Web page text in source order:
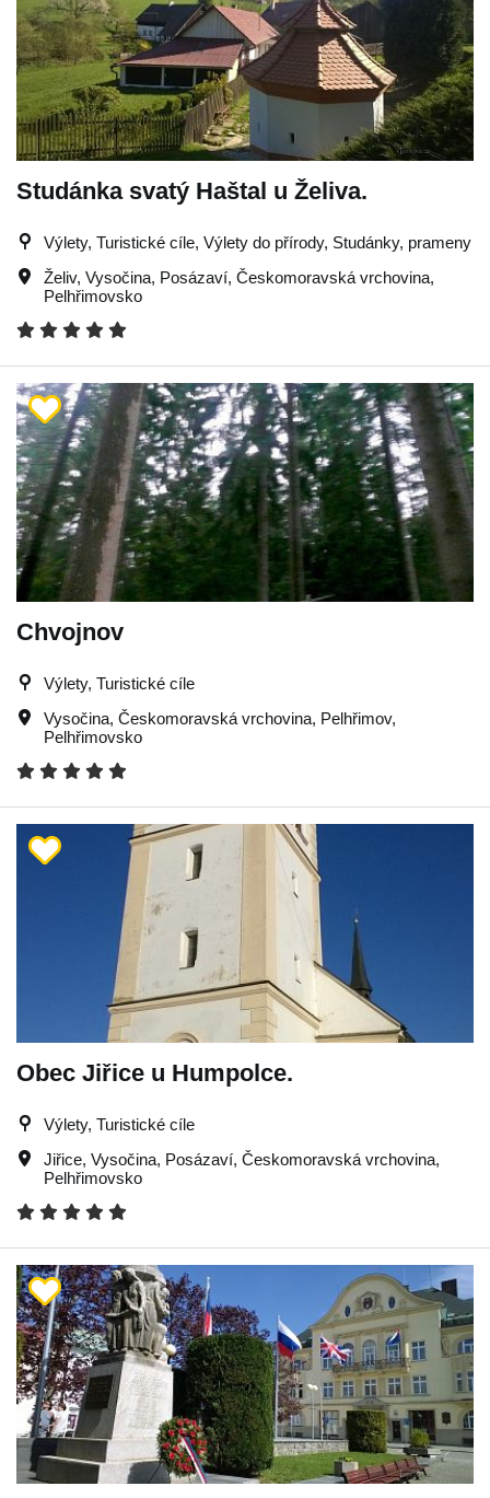
Studánka svatý Haštal u Želiva.
Výlety, Turistické cíle, Výlety do přírody, Studánky, prameny
Želiv, Vysočina, Posázaví, Českomoravská vrchovina,
Pelhřimovsko
Chvojnov
Výlety, Turistické cíle
Vysočina, Českomoravská vrchovina, Pelhřimov,
Pelhřimovsko
Obec Jiřice u Humpolce.
Výlety, Turistické cíle
Jiřice, Vysočina, Posázaví, Českomoravská vrchovina,
Pelhřimovsko